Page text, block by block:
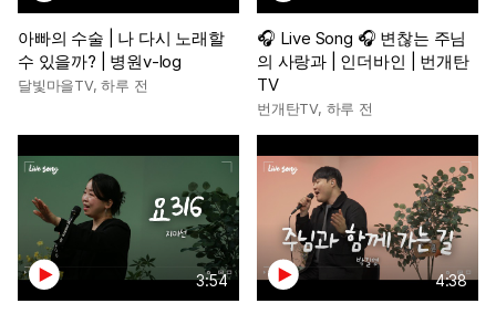
아빠의 수술 | 나 다시 노래할
수 있을까? | 병원v-log
달빛마을TV,하루 전
🎧 Live Song 🎧 변찮는 주님
의 사랑과 | 인더바인 | 번개탄
TV
번개탄TV, 하루 전
3:54 4:38